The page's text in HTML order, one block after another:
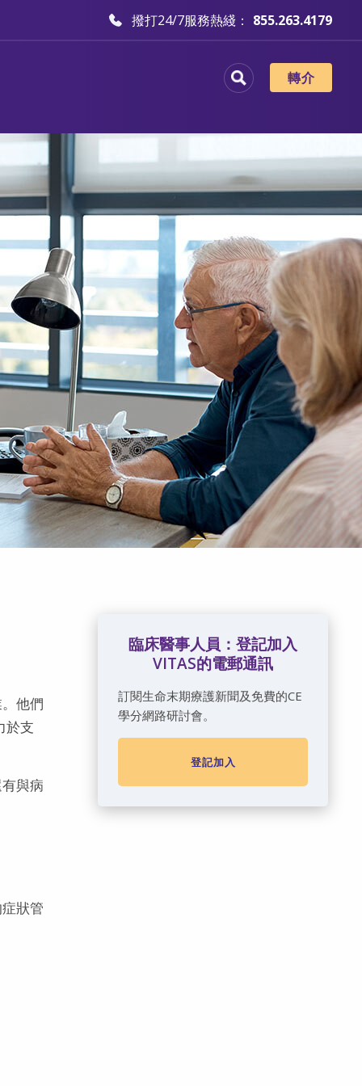
撥打24/7服務熱綫： 855.263.4179
轉介
他們
於支
與病
狀管
臨床醫事人員：登記加入
VITAS的電郵通訊
訂閱生命末期療護新聞及免費的CE
學分網路研討會。
登記加入